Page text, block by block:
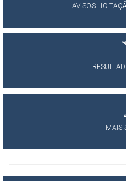
AVISOS
MAIS